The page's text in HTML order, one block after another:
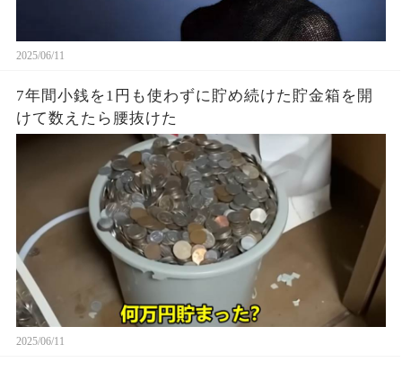
2025/06/11
7年間小銭を1円も使わずに貯め続けた貯金箱を開
けて数えたら腰抜けた
2025/06/11